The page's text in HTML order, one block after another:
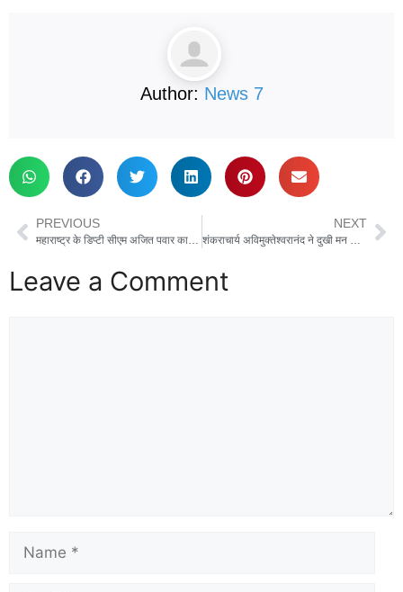
Author: News 7
PREVIOUS
महाराष्ट्र के डिप्टी सीएम अजित पवार का विमान हादसे में निधन, बारामती में हुआ हादसा, लैंडिंग के समय विमान हुआ क्रैश
NEXT
शंकराचार्य अविमुक्तेश्वरानंद ने दुखी मन से माघ मेला छोड़ने का किया ऐलान, बोले- बिना स्नान लौट रहा हूं, ऐसी कभी कल्पना नहीं की थी
Leave a Comment